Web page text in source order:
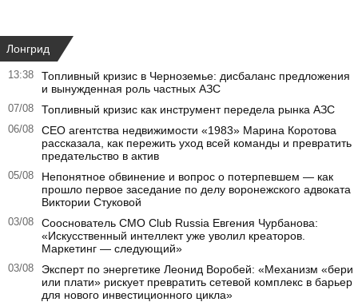
Лонгрид
13:38
Топливный кризис в Черноземье: дисбаланс предложения
и вынужденная роль частных АЗС
07/08 Топливный кризис как инструмент передела рынка АЗС
06/08
CEO агентства недвижимости «1983» Марина Коротова
рассказала, как пережить уход всей команды и превратить
предательство в актив
05/08
Непонятное обвинение и вопрос о потерпевшем — как
прошло первое заседание по делу воронежского адвоката
Виктории Стуковой
03/08
Сооснователь CMO Club Russia Евгения Чурбанова:
«Искусственный интеллект уже уволил креаторов.
Маркетинг — следующий»
03/08
Эксперт по энергетике Леонид Воробей: «Механизм «бери
или плати» рискует превратить сетевой комплекс в барьер
для нового инвестиционного цикла»